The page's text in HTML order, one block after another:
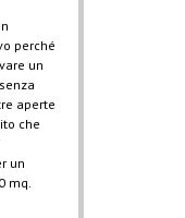
perché
un
aperte
che
un
mq.